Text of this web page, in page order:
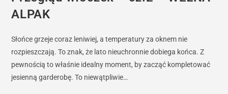
ALPAK
Słońce grzeje coraz leniwiej, a temperatury za oknem nie
rozpieszczają. To znak, że lato nieuchronnie dobiega końca. Z
pewnością to właśnie idealny moment, by zacząć kompletować
jesienną garderobę. To niewątpliwie…